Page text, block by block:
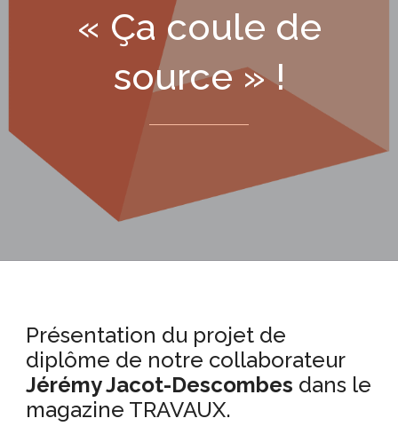
« Ça coule de
source » !
Présentation du projet de
diplôme de notre collaborateur
Jérémy Jacot-Descombes dans le
magazine TRAVAUX.